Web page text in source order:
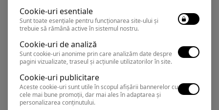
SEA
Rezervari si informatii
0374.347.708
Cookie-uri esentiale
Sunt toate esențiale pentru funcționarea site-ului și
trebuie să rămână active în sistemul nostru.
Cookie-uri de analiză
Sunt cookie-uri anonime prin care analizăm date despre
pagini vizualizate, traseul și acțiunile utilizatorilor în site.
Cookie-uri publicitare
Aceste cookie-uri sunt utile în scopul afișării bannerelor cu
cele mai bune promoții, dar mai ales în adaptarea și
personalizarea conținutului.